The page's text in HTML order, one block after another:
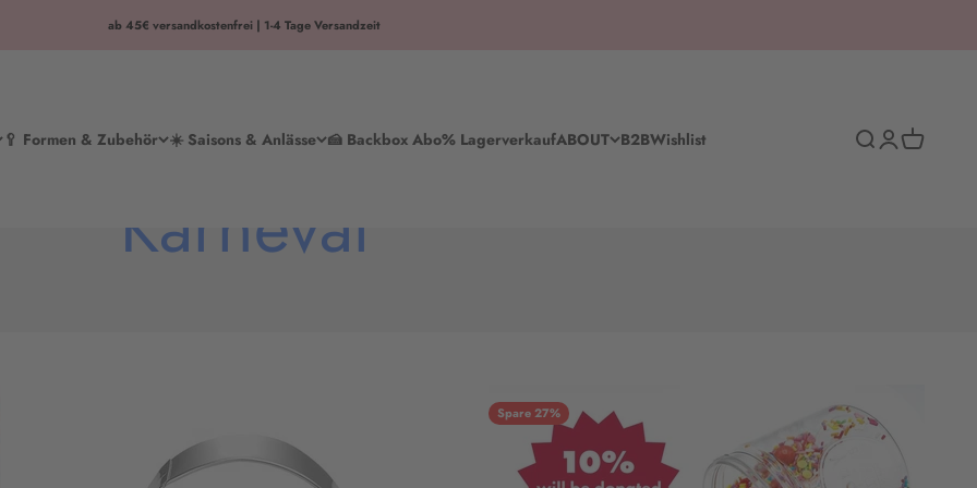
ab 45€ versandkostenfrei | 1-4 Tage Versandzeit
🥄 Formen & Zubehör ☀️ Saisons & Anlässe 🍰 Backbox Abo% LagerverkaufABOUT B2BWishlist SucheAnmelden
Warenkorb
Karneval
Spare 27%